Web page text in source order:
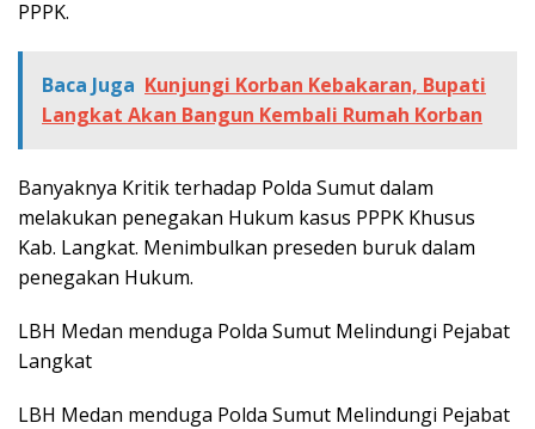
PPPK.
Baca Juga Kunjungi Korban Kebakaran, Bupati
Langkat Akan Bangun Kembali Rumah Korban
Banyaknya Kritik terhadap Polda Sumut dalam
melakukan penegakan Hukum kasus PPPK Khusus
Kab. Langkat. Menimbulkan preseden buruk dalam
penegakan Hukum.
LBH Medan menduga Polda Sumut Melindungi Pejabat
Langkat
LBH Medan menduga Polda Sumut Melindungi Pejabat